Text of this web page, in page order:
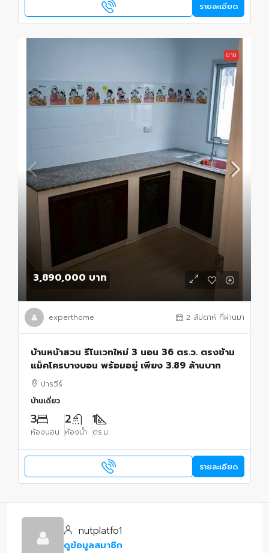
รายละเอียด
ขาย
3,890,000 บาท
experthome 2 สัปดาห์ ที่ผ่านมา
บ้านหน้าสวน รีโนเวทใหม่ 3 นอน 36 ตร.ว. ตรงข้าม
แม็คโครบางบอน พร้อมอยู่ เพียง 3.89 ล้านบาท
ปารวีร์
บ้านเดี่ยว
3
ห้องนอน
2
ห้องน้ำ
1
ตร.ม.
รายละเอียด
nutplatfo1
ดูข้อมูลสมาชิก